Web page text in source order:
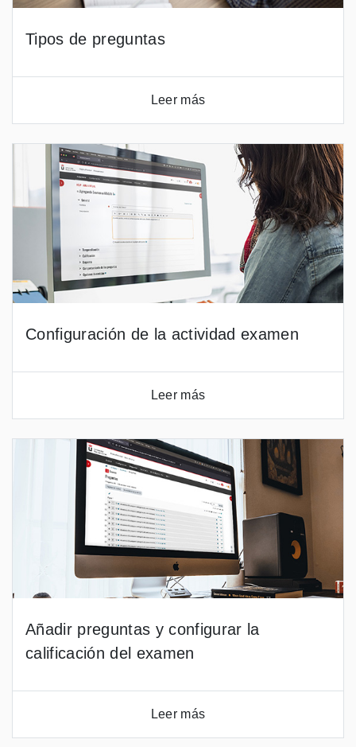
Tipos de preguntas
Leer más
Configuración de la actividad examen
Leer más
Añadir preguntas y configurar la
calificación del examen
Leer más